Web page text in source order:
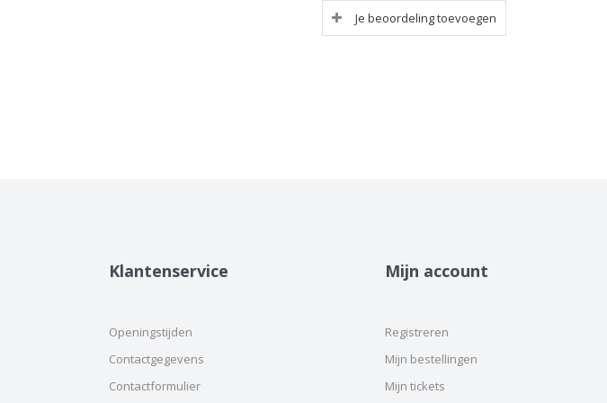
Je beoordeling toevoegen
Klantenservice
Openingstijden
Contactgegevens
Contactformulier
Mijn account
Registreren
Mijn bestellingen
Mijn tickets